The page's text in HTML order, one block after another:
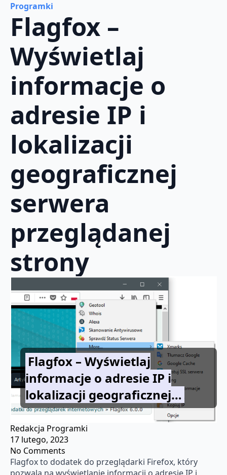
Programki
Flagfox –
Wyświetlaj
informacje o
adresie IP i
lokalizacji
geograficznej
serwera
przeglądanej
strony
Flagfox – Wyświetlaj
informacje o adresie IP i
lokalizacji geograficznej…
Redakcja Programki
17 lutego, 2023
No Comments
Flagfox to dodatek do przeglądarki Firefox, który
pozwala na wyświetlanie informacji o adresie IP i